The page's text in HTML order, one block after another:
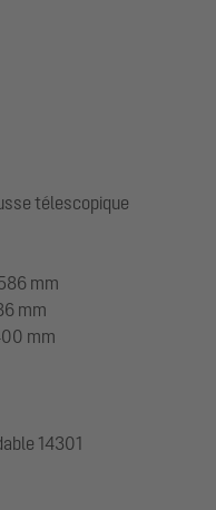
télescopique
mm
mm
mm
14301